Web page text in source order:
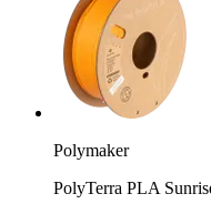
Polymaker
PolyTerra PLA